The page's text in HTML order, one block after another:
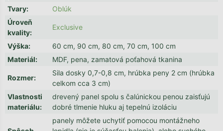
Tvary:
Oblúk
Úroveň
kvality:
Exclusive
Výška:
60 cm, 90 cm, 80 cm, 70 cm, 100 cm
Materiál: MDF, pena, zamatová poťahová tkanina
Rozmer:
Sila dosky 0,7-0,8 cm, hrúbka peny 2 cm (hrúbka
celkom cca 3 cm)
Vlastnosti
materiálu:
drevený panel spolu s čalúnickou penou zaisťujú
dobré tlmenie hluku aj tepelnú izoláciu
panely môžete uchytiť pomocou montážneho